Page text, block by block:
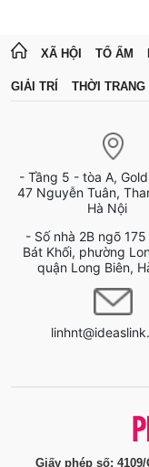
XÃ HỘI TỔ ẤM
GIẢI TRÍ THỜI TRANG
- Tầng 5 - tòa A,
47 Nguyễn Tuân,
Hà Nội
- Số nhà 2B ngõ
Bát Khối, phường
quận Long Biên,
Giấy phép số: